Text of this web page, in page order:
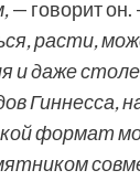
— говорит он.
расти,
и даже
Гиннесса,
формат